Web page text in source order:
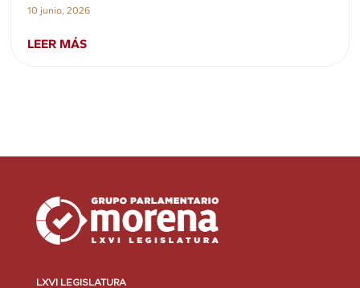
10 junio, 2026
LEER MÁS
LXVI LEGISLATURA